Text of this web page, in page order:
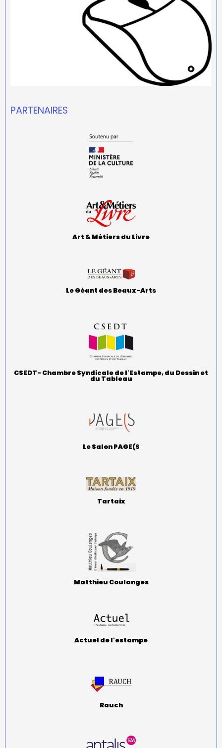
PARTENAIRES
Art & Métiers du Livre
Le Géant des Beaux-Arts
CSEDT- Chambre Syndicale de l'Estampe, du Dessin et
du Tableau
Le Salon PAGE(S
Tartaix
Matthieu Coulanges
Actuel de l'estampe
Rauch